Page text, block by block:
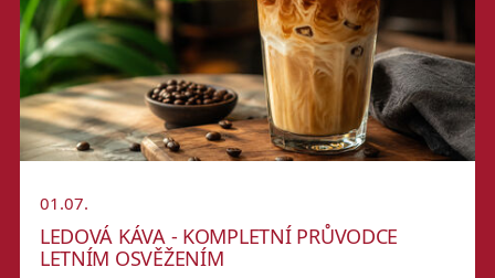
01.07.
LEDOVÁ KÁVA - KOMPLETNÍ PRŮVODCE
LETNÍM OSVĚŽENÍM